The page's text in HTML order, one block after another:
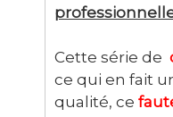
Cette série de
ce qui en fait
qualité, ce